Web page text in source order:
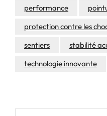
performance
protection contre les
sentiers
stabilité
technologie innovante